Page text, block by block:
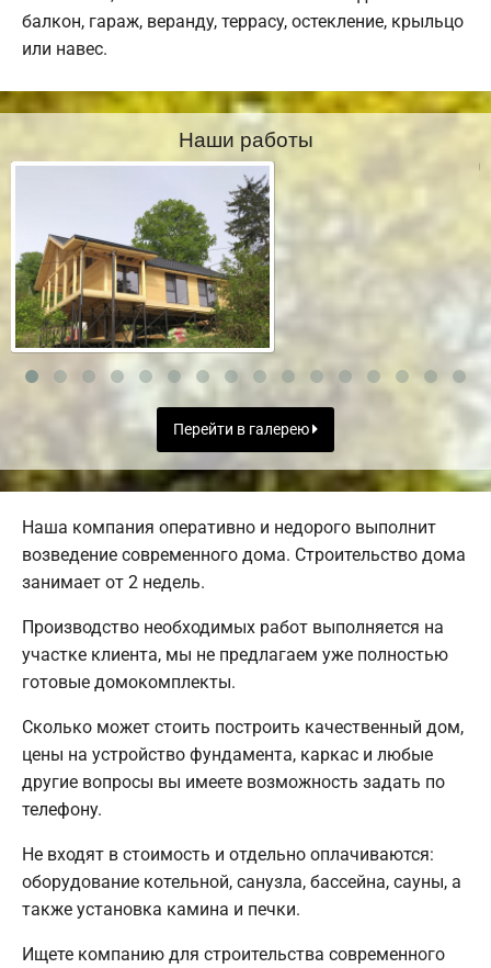
балкон, гараж, веранду, террасу, остекление, крыльцо
или навес.
Наши работы
Перейти в галерею
Наша компания оперативно и недорого выполнит
возведение современного дома. Строительство дома
занимает от 2 недель.
Производство необходимых работ выполняется на
участке клиента, мы не предлагаем уже полностью
готовые домокомплекты.
Сколько может стоить построить качественный дом,
цены на устройство фундамента, каркас и любые
другие вопросы вы имеете возможность задать по
телефону.
Не входят в стоимость и отдельно оплачиваются:
оборудование котельной, санузла, бассейна, сауны, а
также установка камина и печки.
Ищете компанию для строительства современного